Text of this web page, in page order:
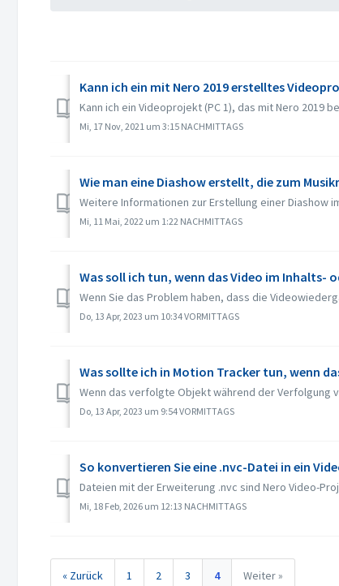
Kann ich ein mit Nero 2019 erstelltes
Kann ich ein Videoprojekt (PC 1), das mit Nero 2019
Mi, 17 Nov, 2021 um 3:15 NACHMITTAGS
Wie man eine Diashow erstellt, die zum
Weitere Informationen zur Erstellung einer Diashow
Mi, 11 Mai, 2022 um 1:22 NACHMITTAGS
Was soll ich tun, wenn das Video im Inhalts-
Wenn Sie das Problem haben, dass die
Do, 13 Apr, 2023 um 10:34 VORMITTAGS
Was sollte ich in Motion Tracker tun, wenn
Wenn das verfolgte Objekt während der Verfolgung
Do, 13 Apr, 2023 um 9:54 VORMITTAGS
So konvertieren Sie eine .nvc-Datei in ein
Dateien mit der Erweiterung .nvc sind Nero Video-
Mi, 18 Feb, 2026 um 12:13 NACHMITTAGS
« Zurück 1 2 3 4 Weiter »